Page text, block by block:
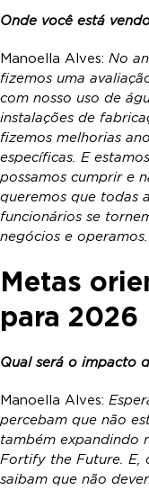
Onde você está
Manoella Alves: No
fizemos uma
com nosso uso de
instalações de
fizemos melhorias
específicas. E
possamos cumprir e
queremos que todas
funcionários se
negócios e operamos.
Metas
para 2026
Qual será o impacto
Manoella Alves:
percebam que não
também expandindo
Fortify the Future. E,
saibam que não